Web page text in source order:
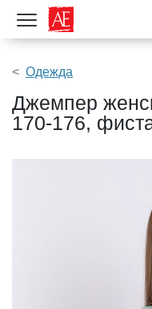
Показать меню
Одежда
Джемпер
170-176,